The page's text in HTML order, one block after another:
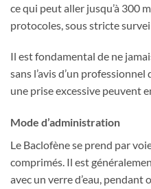
ce qui peut aller jusqu’à 300
protocoles, sous stricte
Il est fondamental de ne
sans l’avis d’un
une prise excessive peuvent
Mode d’administration
Le Baclofène se prend par
comprimés. Il est
avec un verre d’eau, pendant